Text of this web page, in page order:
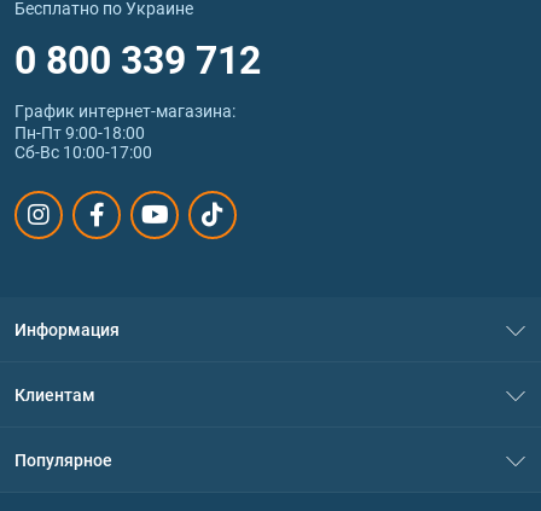
Бесплатно по Украине
0 800 339 712
График интернет‑магазина:
Пн-Пт 9:00-18:00
Сб-Вс 10:00-17:00
Информация
Политика конфиденциальности
Клиентам
Популярное